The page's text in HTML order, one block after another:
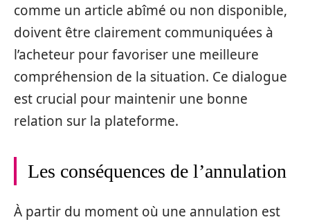
comme un article abîmé ou non disponible,
doivent être clairement communiquées à
l’acheteur pour favoriser une meilleure
compréhension de la situation. Ce dialogue
est crucial pour maintenir une bonne
relation sur la plateforme.
Les conséquences de l’annulation
À partir du moment où une annulation est